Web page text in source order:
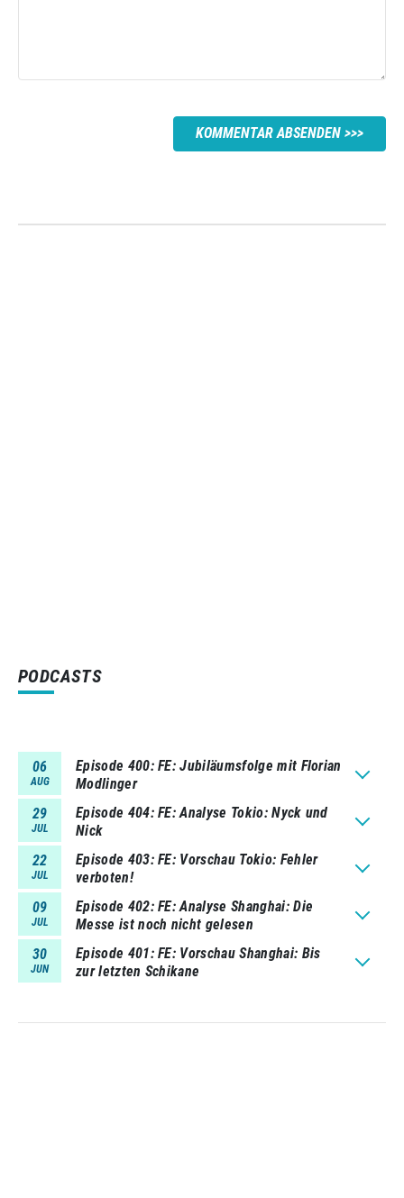
KOMMENTAR ABSENDEN
PODCASTS
06
AUG
Episode 400 FE: Jubiläumsfolge mit Florian
Modlinger
29
JUL
Episode 404 FE: Analyse Tokio: Nyck und
Nick
22
JUL
Episode 403 FE: Vorschau Tokio: Fehler
verboten!
09
JUL
Episode 402 FE: Analyse Shanghai: Die
Messe ist noch nicht gelesen
30
JUN
Episode 401 FE: Vorschau Shanghai: Bis
zur letzten Schikane